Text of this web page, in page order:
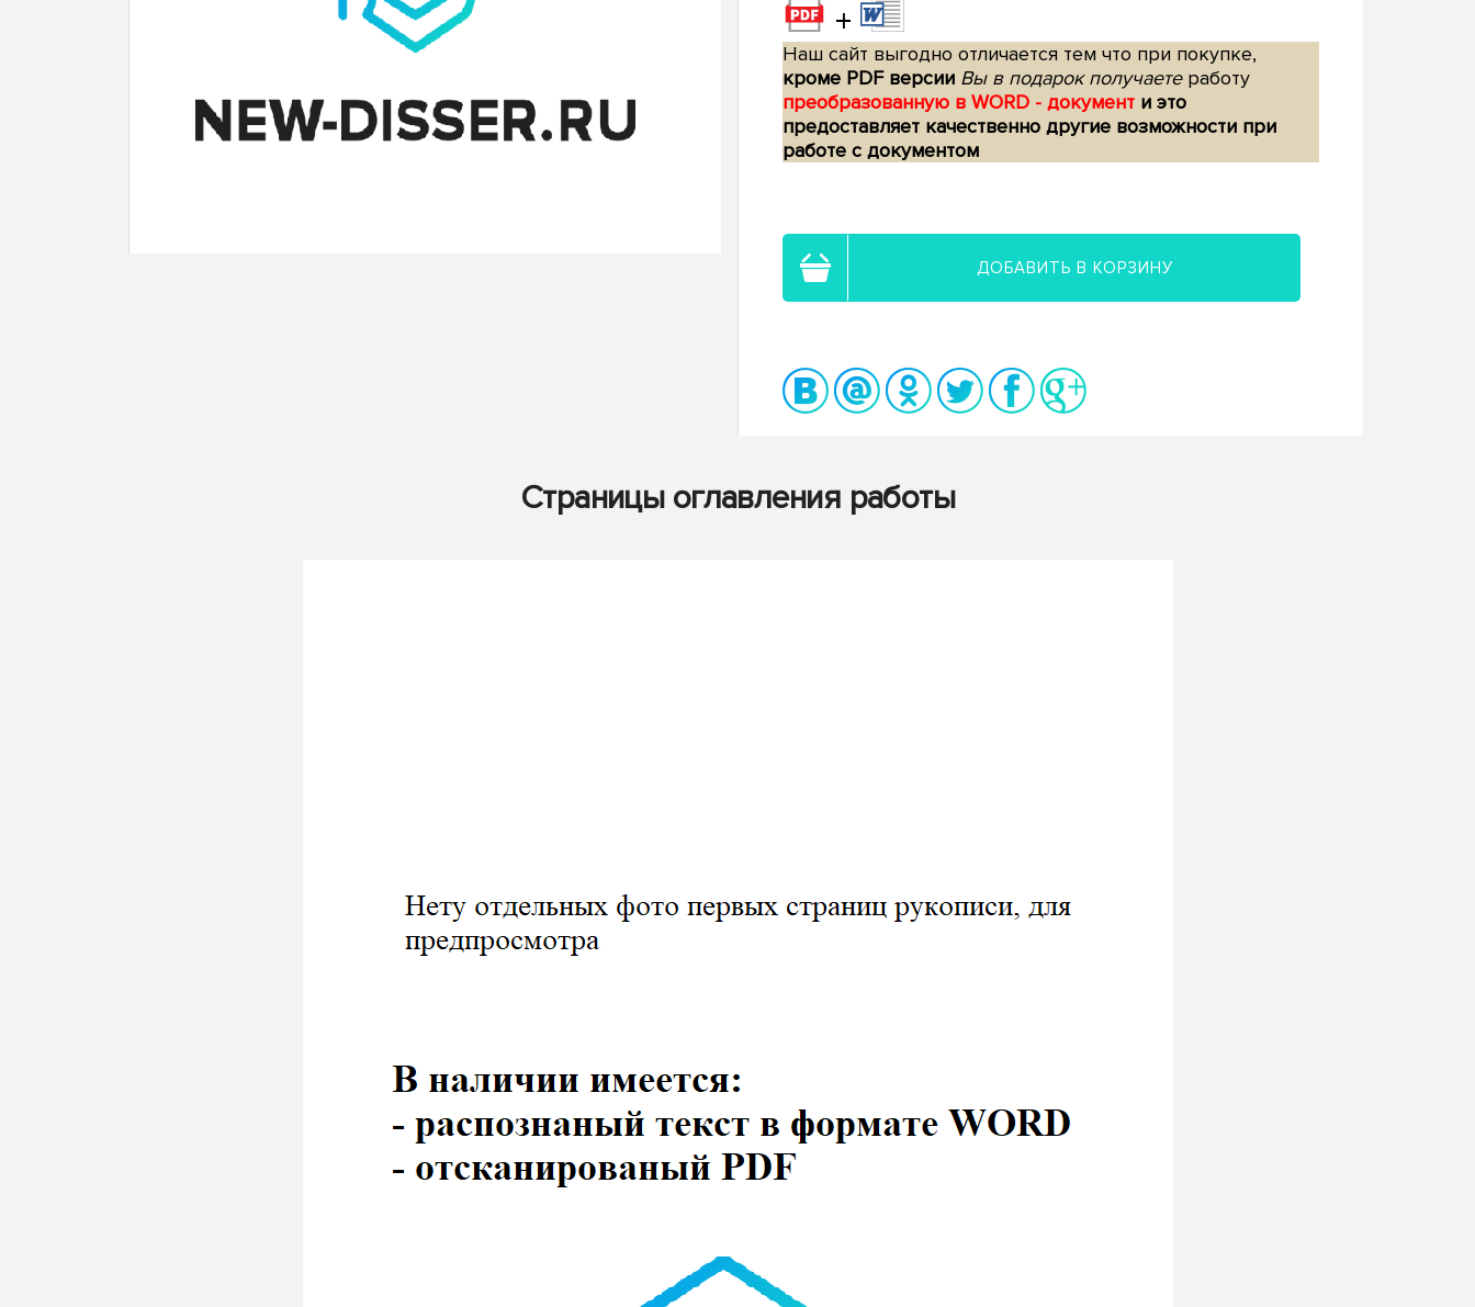
+
Наш сайт выгодно отличается тем что при покупке,
кроме PDF версии Вы в подарок получаетеработу
преобразованную в WORD - документ и это
предоставляет качественно другие возможности при
работе с документом
ДОБАВИТЬ В КОРЗИНУ
Страницы оглавления работы